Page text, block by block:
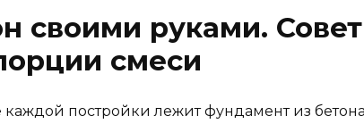
своими руками.
смеси
каждой постройки лежит фундамент из